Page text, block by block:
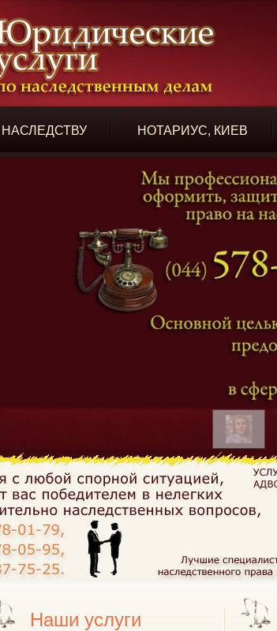
НОТАРИУС, КИЕВ
Наши услуги